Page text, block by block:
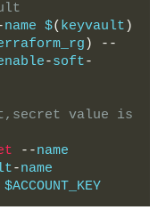
name $( keyvault )
)
--
-soft-
value is
--name
-name